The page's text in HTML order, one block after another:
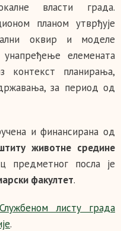
власти града.
планом утврђује
оквир и моделе
елемената
контекст планирања,
за период од
и финансирана од
животне средине
предметног посла је
факултет.
Службеном листу града
.